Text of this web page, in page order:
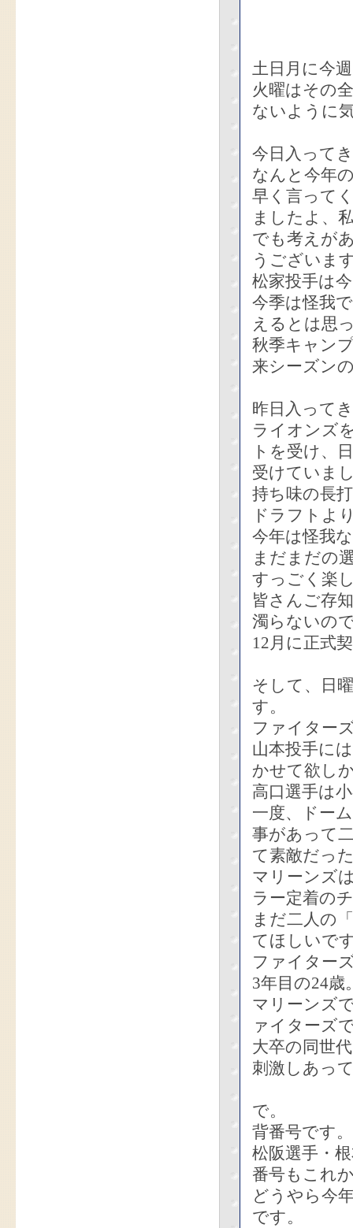
土日月に今
火曜はその
ないように
今日入って
なんと今年
早く言って
ましたよ、
でも考えが
うございま
松家投手は
今季は怪我
えるとは思
秋季キャン
来シーズン
昨日入って
ライオンズ
トを受け、
受けていま
持ち味の長
ドラフトよ
今年は怪我
まだまだの
すっごく楽
皆さんご存
濁らないの
12月に正式
そして、日
す。
ファイター
山本投手に
かせて欲し
高口選手は
一度、ドー
事があって
て素敵だっ
マリーンズ
ラー定着の
まだ二人の
てほしいで
ファイター
3年目の24歳
マリーンズ
ァイターズ
大卒の同世
刺激しあっ
で。
背番号です。
松阪選手・
番号もこれ
どうやら今
です。